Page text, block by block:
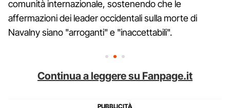
comunità internazionale, sostenendo che le
affermazioni dei leader occidentali sulla morte di
Navalny siano "arroganti" e "inaccettabili".
Continua a leggere su Fanpage.it